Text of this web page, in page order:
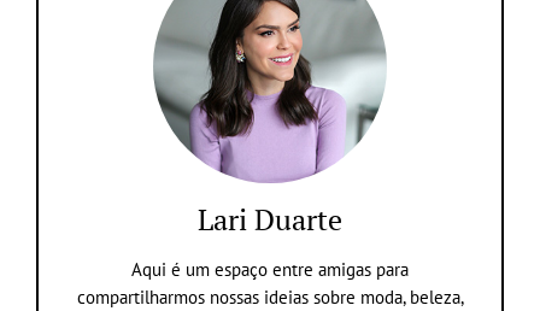
Lari Duarte
Aqui é um espaço entre amigas para
compartilharmos nossas ideias sobre moda, beleza,